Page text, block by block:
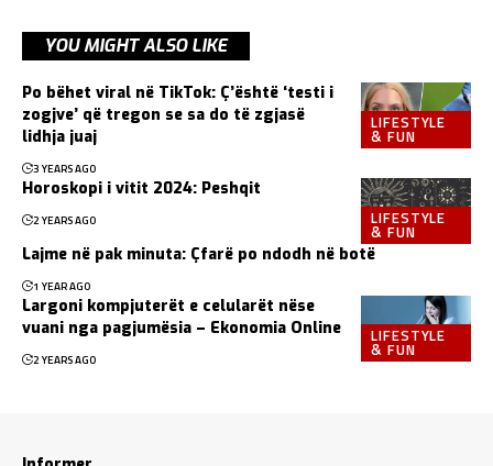
YOU MIGHT ALSO LIKE
LIFESTYLE
& FUN
Po bëhet viral në TikTok: Ç’është ‘testi i
zogjve’ që tregon se sa do të zgjasë
lidhja juaj
3 YEARS AGO
LIFESTYLE
& FUN
Horoskopi i vitit 2024: Peshqit
2 YEARS AGO
Lajme në pak minuta: Çfarë po ndodh në botë
1 YEAR AGO
LIFESTYLE
& FUN
Largoni kompjuterët e celularët nëse
vuani nga pagjumësia – Ekonomia Online
2 YEARS AGO